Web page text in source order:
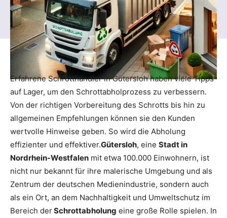
Erfahrene Schrotthändler in Gütersloh haben viele Tipps
auf Lager, um den Schrottabholprozess zu verbessern.
Von der richtigen Vorbereitung des Schrotts bis hin zu
allgemeinen Empfehlungen können sie den Kunden
wertvolle Hinweise geben. So wird die Abholung
effizienter und effektiver.Gütersloh, eine Stadt in
Nordrhein-Westfalen mit etwa 100.000 Einwohnern, ist
nicht nur bekannt für ihre malerische Umgebung und als
Zentrum der deutschen Medienindustrie, sondern auch
als ein Ort, an dem Nachhaltigkeit und Umweltschutz im
Bereich derSchrottabholung eine große Rolle spielen. In